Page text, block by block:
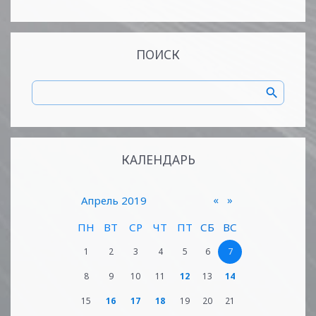
ПОИСК
КАЛЕНДАРЬ
«
Апрель 2019
»
ПН
ВТ СР ЧТ ПТ СБ ВС
1 2 3 4 5 6 7
8 9 10 11 12 13 14
15 16 17 18 19 20 21